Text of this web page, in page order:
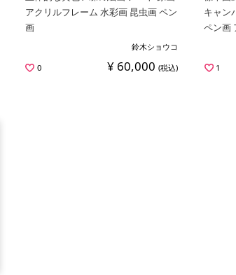
アクリルフレーム 水彩画 昆虫画 ペン
画
鈴木ショウコ
0
¥ 60,000(税込)
キャン
ペン画
1